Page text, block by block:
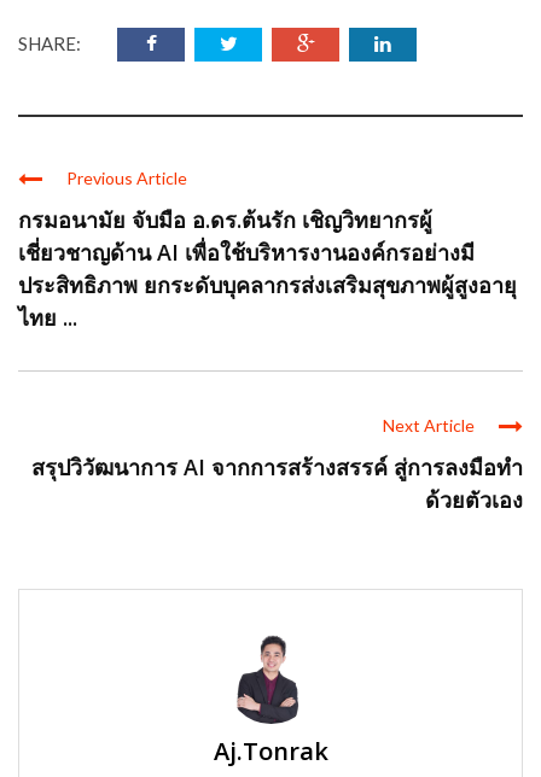
SHARE:
Previous Article
กรมอนามัย จับมือ อ.ดร.ต้นรัก เชิญวิทยากรผู้
เชี่ยวชาญด้าน AI เพื่อใช้บริหารงานองค์กรอย่างมี
ประสิทธิภาพ ยกระดับบุคลากรส่งเสริมสุขภาพผู้สูงอายุ
ไทย ...
Next Article
สรุปวิวัฒนาการ AI จากการสร้างสรรค์ สู่การลงมือทำ
ด้วยตัวเอง
Aj.Tonrak